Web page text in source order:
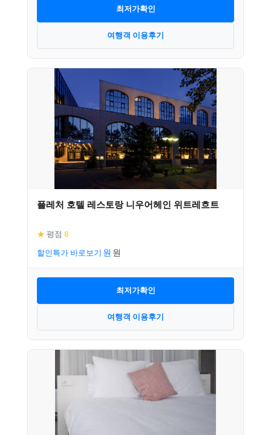
최저가확인
여행객 이용후기
플레처 호텔 레스토랑 니우어헤인 위트레흐트
★ 평점 8
할인특가 바로보기
최저가확인
여행객 이용후기